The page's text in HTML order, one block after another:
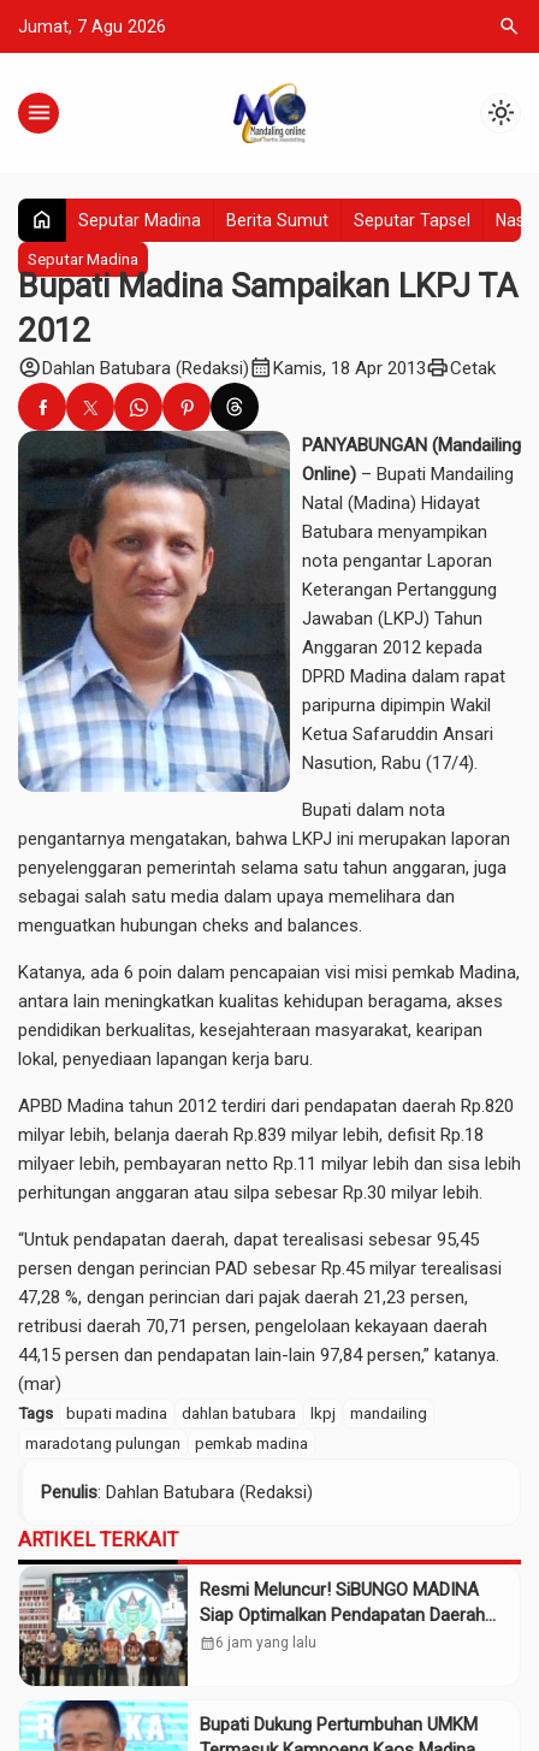
Jumat, 7 Agu 2026 search
menu light_mode
home Seputar Madina Berita Sumut Seputar Tapsel
Seputar Madina
Bupati Madina Sampaikan LKPJ TA
2012
account_circleDahlan Batubara (Redaksi)calendar_monthKamis, 18 Apr 2013printCetak
PANYABUNGAN (Mandailing
Online) – Bupati Mandailing
Natal (Madina) Hidayat
Batubara menyampikan
nota pengantar Laporan
Keterangan Pertanggung
Jawaban (LKPJ) Tahun
Anggaran 2012 kepada
DPRD Madina dalam rapat
paripurna dipimpin Wakil
Ketua Safaruddin Ansari
Nasution, Rabu (17/4).
Bupati dalam nota
pengantarnya mengatakan, bahwa LKPJ ini merupakan laporan
penyelenggaran pemerintah selama satu tahun anggaran, juga
sebagai salah satu media dalam upaya memelihara dan
menguatkan hubungan cheks and balances.
Katanya, ada 6 poin dalam pencapaian visi misi pemkab Madina,
antara lain meningkatkan kualitas kehidupan beragama, akses
pendidikan berkualitas, kesejahteraan masyarakat, kearipan
lokal, penyediaan lapangan kerja baru.
APBD Madina tahun 2012 terdiri dari pendapatan daerah Rp.820
milyar lebih, belanja daerah Rp.839 milyar lebih, defisit Rp.18
milyaer lebih, pembayaran netto Rp.11 milyar lebih dan sisa lebih
perhitungan anggaran atau silpa sebesar Rp.30 milyar lebih.
“Untuk pendapatan daerah, dapat terealisasi sebesar 95,45
persen dengan perincian PAD sebesar Rp.45 milyar terealisasi
47,28 %, dengan perincian dari pajak daerah 21,23 persen,
retribusi daerah 70,71 persen, pengelolaan kekayaan daerah
44,15 persen dan pendapatan lain-lain 97,84 persen,” katanya.
(mar)
Tags bupati madina dahlan batubara lkpj
mandailing
maradotang pulungan
pemkab madina
Penulis: Dahlan Batubara (Redaksi)
ARTIKEL TERKAIT
Resmi Meluncur! SiBUNGO MADINA
Siap Optimalkan Pendapatan Daerah
Madina
calendar_month6 jam yang lalu
Bupati Dukung Pertumbuhan UMKM